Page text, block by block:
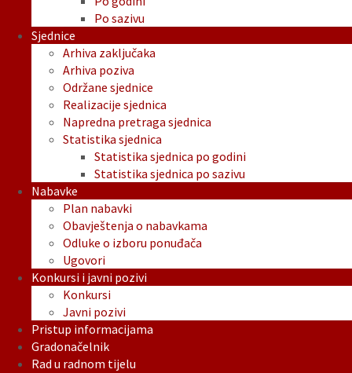
Po sazivu
Sjednice
Arhiva zaključaka
Arhiva poziva
Održane sjednice
Realizacije sjednica
Napredna pretraga sjednica
Statistika sjednica
Statistika sjednica po godini
Statistika sjednica po sazivu
Nabavke
Plan nabavki
Obavještenja o nabavkama
Odluke o izboru ponuđača
Ugovori
Konkursi i javni pozivi
Konkursi
Javni pozivi
Pristup informacijama
Gradonačelnik
Rad u radnom tijelu